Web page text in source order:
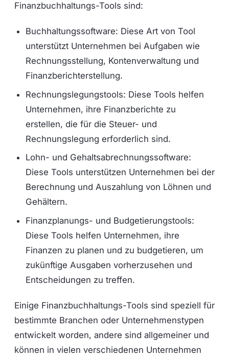
Finanzbuchhaltungs-Tools sind:
Buchhaltungssoftware: Diese Art von Tool
unterstützt Unternehmen bei Aufgaben wie
Rechnungsstellung, Kontenverwaltung und
Finanzberichterstellung.
Rechnungslegungstools: Diese Tools helfen
Unternehmen, ihre Finanzberichte zu
erstellen, die für die Steuer- und
Rechnungslegung erforderlich sind.
Lohn- und Gehaltsabrechnungssoftware:
Diese Tools unterstützen Unternehmen bei der
Berechnung und Auszahlung von Löhnen und
Gehältern.
Finanzplanungs- und Budgetierungstools:
Diese Tools helfen Unternehmen, ihre
Finanzen zu planen und zu budgetieren, um
zukünftige Ausgaben vorherzusehen und
Entscheidungen zu treffen.
Einige Finanzbuchhaltungs-Tools sind speziell für
bestimmte Branchen oder Unternehmenstypen
entwickelt worden, andere sind allgemeiner und
können in vielen verschiedenen Unternehmen